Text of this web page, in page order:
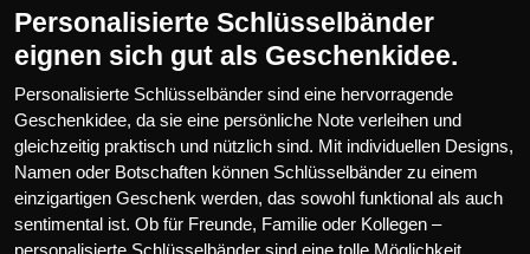
Personalisierte Schlüsselbänder
eignen sich gut als Geschenkidee.
Personalisierte Schlüsselbänder sind eine hervorragende
Geschenkidee, da sie eine persönliche Note verleihen und
gleichzeitig praktisch und nützlich sind. Mit individuellen Designs,
Namen oder Botschaften können Schlüsselbänder zu einem
einzigartigen Geschenk werden, das sowohl funktional als auch
sentimental ist. Ob für Freunde, Familie oder Kollegen –
personalisierte Schlüsselbänder sind eine tolle Möglichkeit,